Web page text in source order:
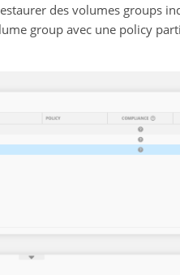
des volumes groups
group avec une policy